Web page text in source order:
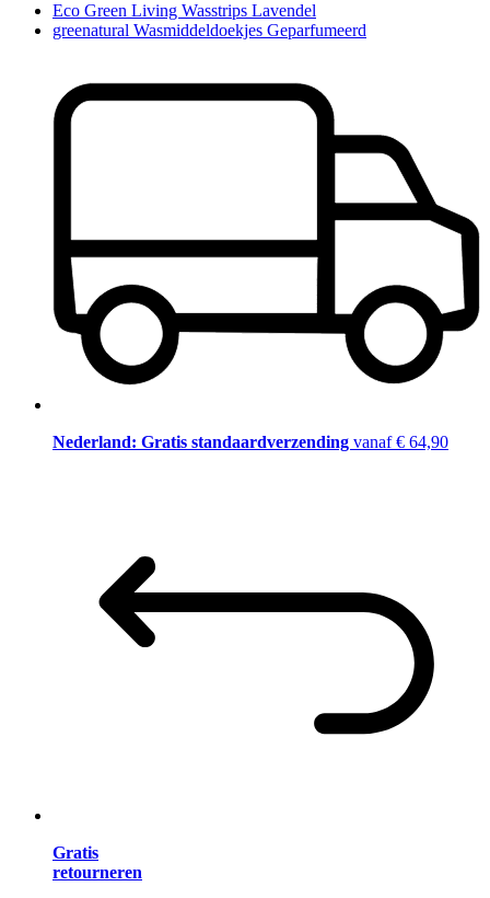
Eco Green Living Wasstrips Lavendel
greenatural Wasmiddeldoekjes Geparfumeerd
Nederland: Gratis standaardverzending vanaf € 64,90
Gratis
retourneren